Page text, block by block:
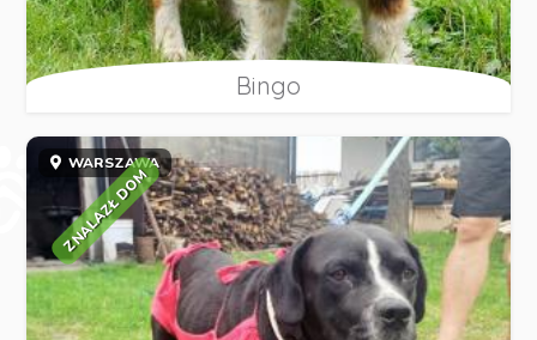
Bingo
WARSZAWA
ZNALAZŁ DOM